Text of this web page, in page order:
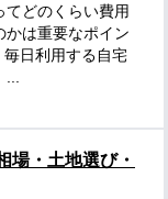
てどのくらい費用
かは重要なポイン
日利用する自宅
場・土地選び・